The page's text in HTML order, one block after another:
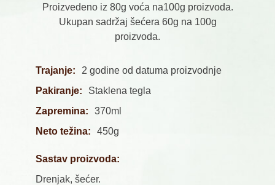
Proizvedeno iz 80g voća na100g proizvoda.
Ukupan sadržaj šećera 60g na 100g
proizvoda.
Trajanje:
2 godine od datuma proizvodnje
Pakiranje:
Staklena tegla
Zapremina:
370ml
Neto težina:
450g
Sastav proizvoda:
Drenjak, šećer.